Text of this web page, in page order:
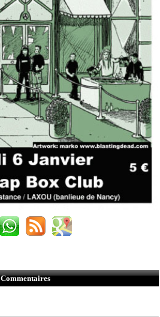
Commentaires